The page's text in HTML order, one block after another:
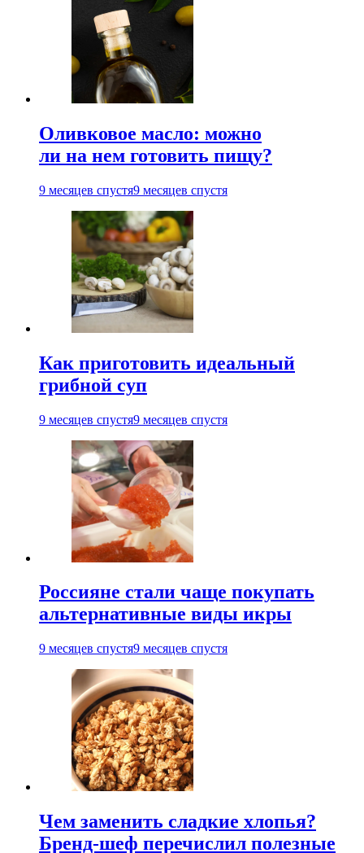
Оливковое масло: можно
ли на нем готовить пищу?
9 месяцев спустя9 месяцев спустя
Как приготовить идеальный
грибной суп
9 месяцев спустя9 месяцев спустя
Россияне стали чаще покупать
альтернативные виды икры
9 месяцев спустя9 месяцев спустя
Чем заменить сладкие хлопья?
Бренд-шеф перечислил полезные